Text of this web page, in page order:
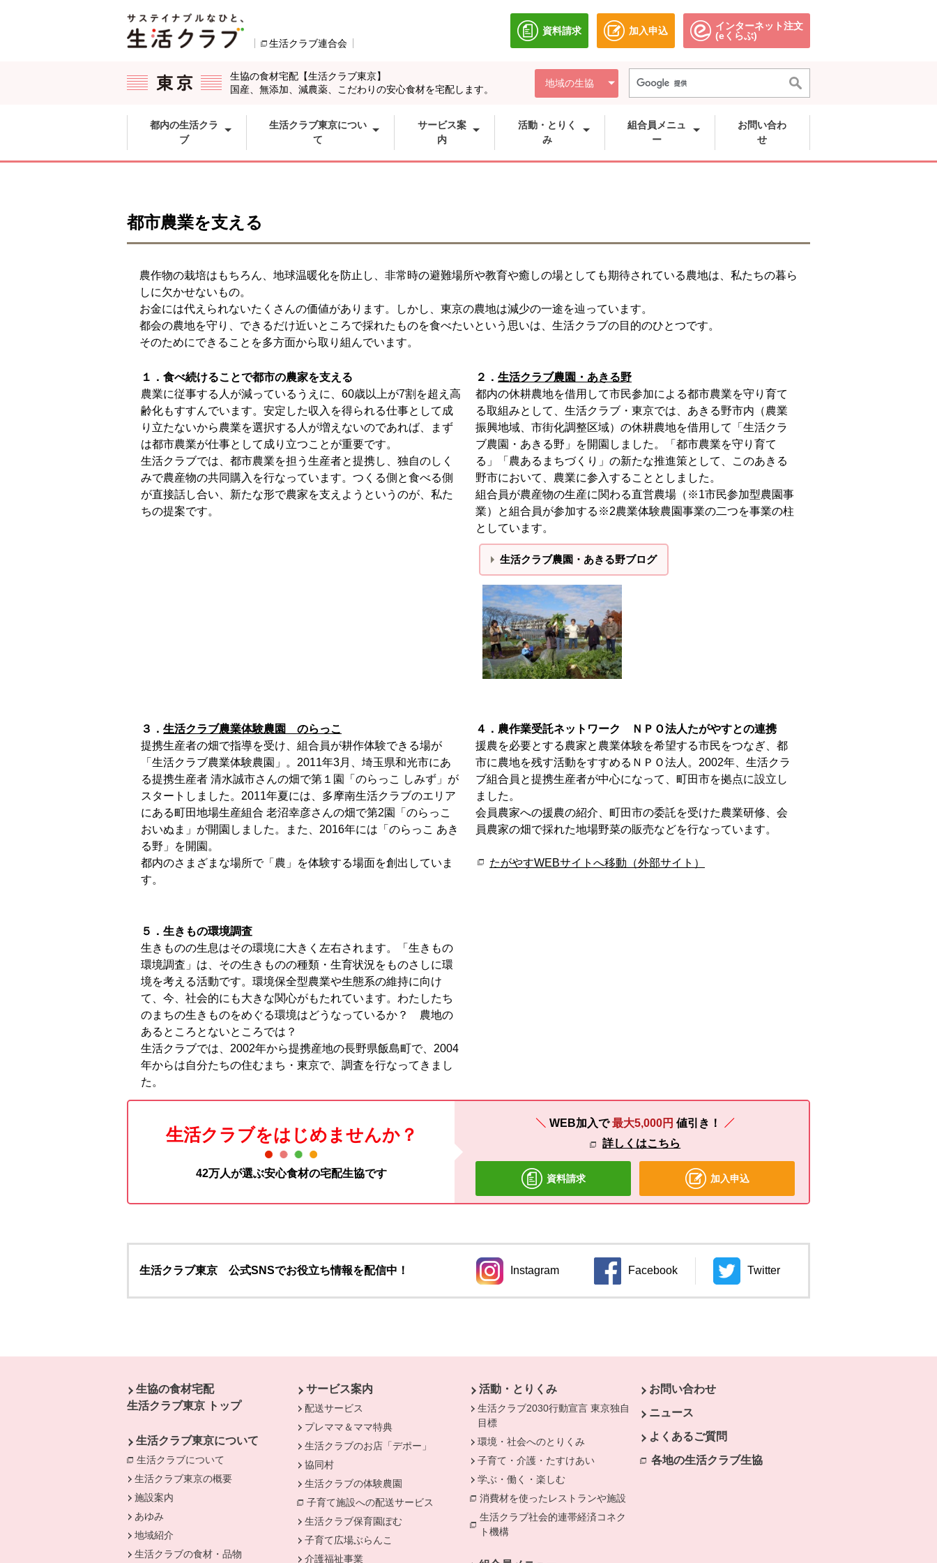
生活クラブ連合会
資料請求
別のウィンドウで開きます。
加入申込
別のウィンドウで開きます。
インターネット注文
(eくらぶ)別のウィンドウで開きます。
生協の食材宅配【生活クラブ東京】
国産、無添加、減農薬、こだわりの安心食材を宅配します。
地域の生協
都内の生活クラ
ブ
生活クラブ東京につい
て
サービス案
内
活動・とりく
み
組合員メニュ
ー
お問い合わ
せ
都市農業を支える
農作物の栽培はもちろん、地球温暖化を防止し、非常時の避難場所や教育や癒しの場としても期待されている農地は、私たちの暮ら
しに欠かせないもの。
お金には代えられないたくさんの価値があります。しかし、東京の農地は減少の一途を辿っています。
都会の農地を守り、できるだけ近いところで採れたものを食べたいという思いは、生活クラブの目的のひとつです。
そのためにできることを多方面から取り組んでいます。
１．食べ続けることで都市の農家を支える
農業に従事する人が減っているうえに、60歳以上が7割を超え高
齢化もすすんでいます。安定した収入を得られる仕事として成
り立たないから農業を選択する人が増えないのであれば、まず
は都市農業が仕事として成り立つことが重要です。
生活クラブでは、都市農業を担う生産者と提携し、独自のしく
みで農産物の共同購入を行なっています。つくる側と食べる側
が直接話し合い、新たな形で農家を支えようというのが、私た
ちの提案です。
２． 生活クラブ農園・あきる野
都内の休耕農地を借用して市民参加による都市農業を守り育て
る取組みとして、生活クラブ・東京では、あきる野市内（農業
振興地域、市街化調整区域）の休耕農地を借用して「生活クラ
ブ農園・あきる野」を開園しました。「都市農業を守り育て
る」「農あるまちづくり」の新たな推進策として、このあきる
野市において、農業に参入することとしました。
組合員が農産物の生産に関わる直営農場（※1市民参加型農園事
業）と組合員が参加する※2農業体験農園事業の二つを事業の柱
としています。
生活クラブ農園・あきる野ブログ
３． 生活クラブ農業体験農園 のらっこ
提携生産者の畑で指導を受け、組合員が耕作体験できる場が
「生活クラブ農業体験農園」。2011年3月、埼玉県和光市にあ
る提携生産者 清水誠市さんの畑で第１園「のらっこ しみず」が
スタートしました。2011年夏には、多摩南生活クラブのエリア
にある町田地場生産組合 老沼幸彦さんの畑で第2園「のらっこ
おいぬま」が開園しました。
また、2016年には「のらっこ あき
る野」を開園。
都内のさまざまな場所で「農」を体験する場面を創出していま
す。
４．農作業受託ネットワーク ＮＰＯ法人たがやすとの連携
援農を必要とする農家と農業体験を希望する市民をつなぎ、都
市に農地を残す活動をすすめるＮＰＯ法人。2002年、生活クラ
ブ組合員と提携生産者が中心になって、町田市を拠点に設立し
ました。
会員農家への援農の紹介、町田市の委託を受けた農業研修、会
員農家の畑で採れた地場野菜の販売などを行なっています。
たがやすWEBサイトへ移動（外部サイト）
５．生きもの環境調査
生きものの生息はその環境に大きく左右されます。「生きもの
環境調査」は、その生きものの種類・生育状況をものさしに環
境を考える活動です。環境保全型農業や生態系の維持に向け
て、今、社会的にも大きな関心がもたれています。わたしたち
のまちの生きものをめぐる環境はどうなっているか？ 農地の
あるところとないところでは？
生活クラブでは、2002年から提携産地の長野県飯島町で、2004
年からは自分たちの住むまち・東京で、調査を行なってきまし
た。
生活クラブをはじめませんか？
42万人が選ぶ安心食材の宅配生協です
WEB加入で最大5,000円値引き！
詳しくはこちら
資料請求 加入申込
生活クラブ東京 公式SNSでお役立ち情報を配信中！ Instagram
別のウィンドウで開きます。
Facebook
別のウィンドウで開きます。
Twitter
別のウィンドウで開きます。
生協の食材宅配
生活クラブ東京 トップ
生活クラブ東京について
生活クラブについて
別のウィンドウで開きます。
生活クラブ東京の概要
施設案内
あゆみ
地域紹介
生活クラブの食材・品物
サービス案内
配送サービス
プレママ＆ママ特典
生活クラブのお店「デポー」
協同村
生活クラブの体験農園
子育て施設への配送サービス
別のウィンドウで開きます。
生活クラブ保育園ぽむ
子育て広場ぶらんこ
介護福祉事業
活動・とりくみ
生活クラブ2030行動宣言 東京独自
目標
環境・社会へのとりくみ
子育て・介護・たすけあい
学ぶ・働く・楽しむ
消費材を使ったレストランや施設
生活クラブ社会的連帯経済コネク
ト機構
お問い合わせ
ニュース
よくあるご質問
各地の生活クラブ生協